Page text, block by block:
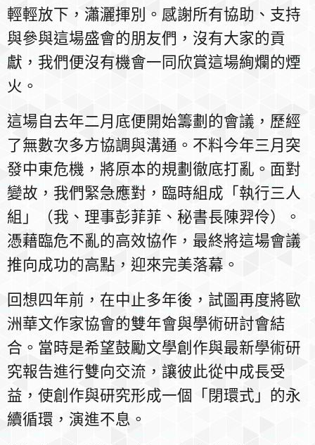
輕輕放下，瀟灑揮別。感謝所有協助、支持
與參與這場盛會的朋友們，沒有大家的貢
獻，我們便沒有機會一同欣賞這場絢爛的煙
火。
這場自去年二月底便開始籌劃的會議，歷經
了無數次多方協調與溝通。不料今年三月突
發中東危機，將原本的規劃徹底打亂。面對
變故，我們緊急應對，臨時組成「執行三人
組」（我、理事彭菲菲、秘書長陳羿伶）。
憑藉臨危不亂的高效協作，最終將這場會議
推向成功的高點，迎來完美落幕。
回想四年前，在中止多年後，試圖再度將歐
洲華文作家協會的雙年會與學術研討會結
合。當時是希望鼓勵文學創作與最新學術研
究報告進行雙向交流，讓彼此從中成長受
益，使創作與研究形成一個「閉環式」的永
續循環，演進不息。